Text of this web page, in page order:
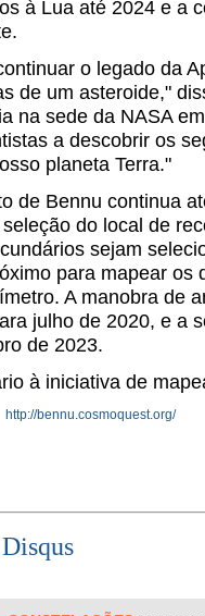
à Lua até 2024 e a
o legado da
de um asteroide,"
na sede da NASA
a descobrir os
planeta Terra."
de Bennu continua
do local de
sejam
para mapear os
A manobra de
julho de 2020, e a
de 2023.
à iniciativa de
http://bennu.cosmoquest.org/